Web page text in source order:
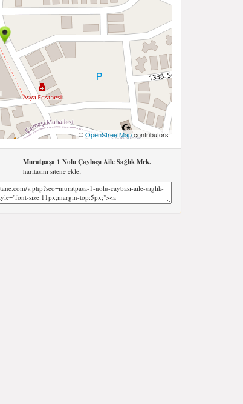
©OpenStreetMapcontributors
Muratpaşa 1 Nolu Çaybaşı Aile Sağlık Mrk.
haritasını sitene ekle;